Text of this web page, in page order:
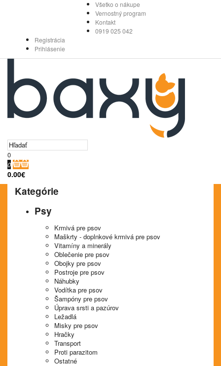
Všetko o nákupe
Vernostný program
Kontakt
0919 025 042
Registrácia
Prihlásenie
0
0
0.00€
Kategórie
Psy
Krmivá pre psov
Maškrty - doplnkové krmivá pre psov
Vitamíny a minerály
Oblečenie pre psov
Obojky pre psov
Postroje pre psov
Náhubky
Vodítka pre psov
Šampóny pre psov
Úprava srsti a pazúrov
Ležadlá
Misky pre psov
Hračky
Transport
Proti parazitom
Ostatné